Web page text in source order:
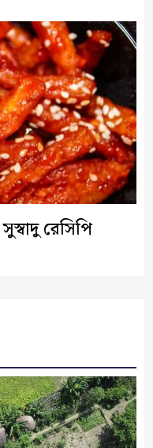
রেসিপি